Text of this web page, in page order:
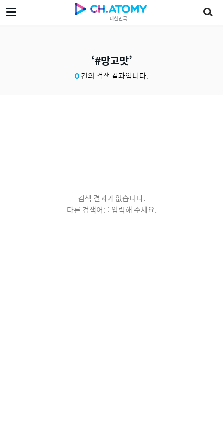
대한민국
#망고맛
0건의 검색 결과입니다.
검색 결과가 없습니다.
다른 검색어를 입력해 주세요.